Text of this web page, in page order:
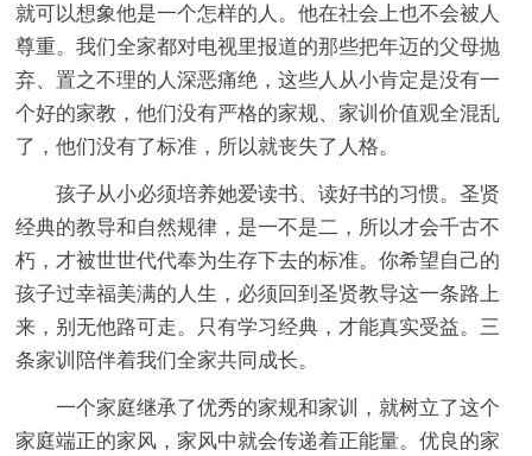
就可以想象他是一个怎样的人。他在社会上也不会被人
尊重。我们全家都对电视里报道的那些把年迈的父母抛
弃、置之不理的人深恶痛绝，这些人从小肯定是没有一
个好的家教，他们没有严格的家规、家训价值观全混乱
了，他们没有了标准，所以就丧失了人格。
孩子从小必须培养她爱读书、读好书的习惯。圣贤
经典的教导和自然规律，是一不是二，所以才会千古不
朽，才被世世代代奉为生存下去的标准。你希望自己的
孩子过幸福美满的人生，必须回到圣贤教导这一条路上
来，别无他路可走。只有学习经典，才能真实受益。三
条家训陪伴着我们全家共同成长。
一个家庭继承了优秀的家规和家训，就树立了这个
家庭端正的家风，家风中就会传递着正能量。优良的家